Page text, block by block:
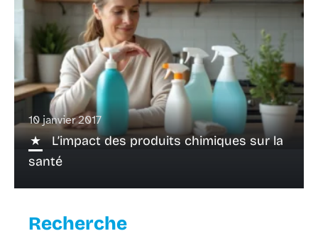
10 janvier 2017
L’impact des produits chimiques sur la
santé
Recherche